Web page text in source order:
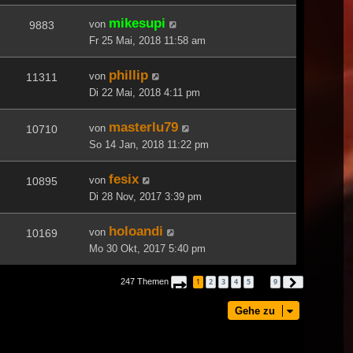
9883 von mikesupi
Fr 25 Mai, 2018 11:58 am
11311 von phillip
Di 22 Mai, 2018 4:11 pm
10710 von masterlu79
So 14 Jan, 2018 11:22 pm
10895 von fesix
Di 28 Nov, 2017 3:39 pm
10169 von holoandi
Mo 30 Okt, 2017 5:40 pm
247 Themen Seite von
1 2 3 4 5 9
Gehe zu